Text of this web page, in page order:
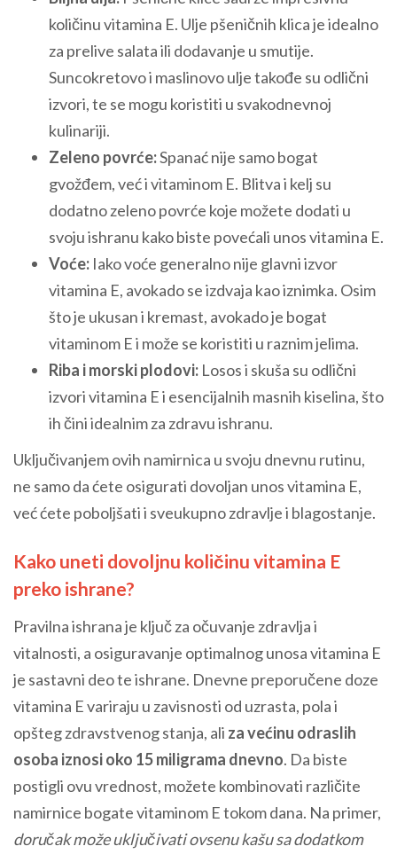
količinu vitamina E. Ulje pšeničnih klica je idealno
za prelive salata ili dodavanje u smutije.
Suncokretovo i maslinovo ulje takođe su odlični
izvori, te se mogu koristiti u svakodnevnoj
kulinariji.
Zeleno povrće:Spanać nije samo bogat
gvožđem, već i vitaminom E. Blitva i kelj su
dodatno zeleno povrće koje možete dodati u
svoju ishranu kako biste povećali unos vitamina E.
Voće: Iako voće generalno nije glavni izvor
vitamina E, avokado se izdvaja kao iznimka. Osim
što je ukusan i kremast, avokado je bogat
vitaminom E i može se koristiti u raznim jelima.
Riba i morski plodovi: Losos i skuša su odlični
izvori vitamina E i esencijalnih masnih kiselina, što
ih čini idealnim za zdravu ishranu.
Uključivanjem ovih namirnica u svoju dnevnu rutinu,
ne samo da ćete osigurati dovoljan unos vitamina E,
već ćete poboljšati i sveukupno zdravlje i blagostanje.
Kako uneti dovoljnu količinu vitamina E
preko ishrane?
Pravilna ishrana je ključ za očuvanje zdravlja i
vitalnosti, a osiguravanje optimalnog unosa vitamina E
je sastavni deo te ishrane. Dnevne preporučene doze
vitamina E variraju u zavisnosti od uzrasta, pola i
opšteg zdravstvenog stanja, ali za većinu odraslih
osoba iznosi oko 15 miligrama dnevno. Da biste
postigli ovu vrednost, možete kombinovati različite
namirnice bogate vitaminom E tokom dana. Na primer,
doručak može uključivati ovsenu kašu sa dodatkom